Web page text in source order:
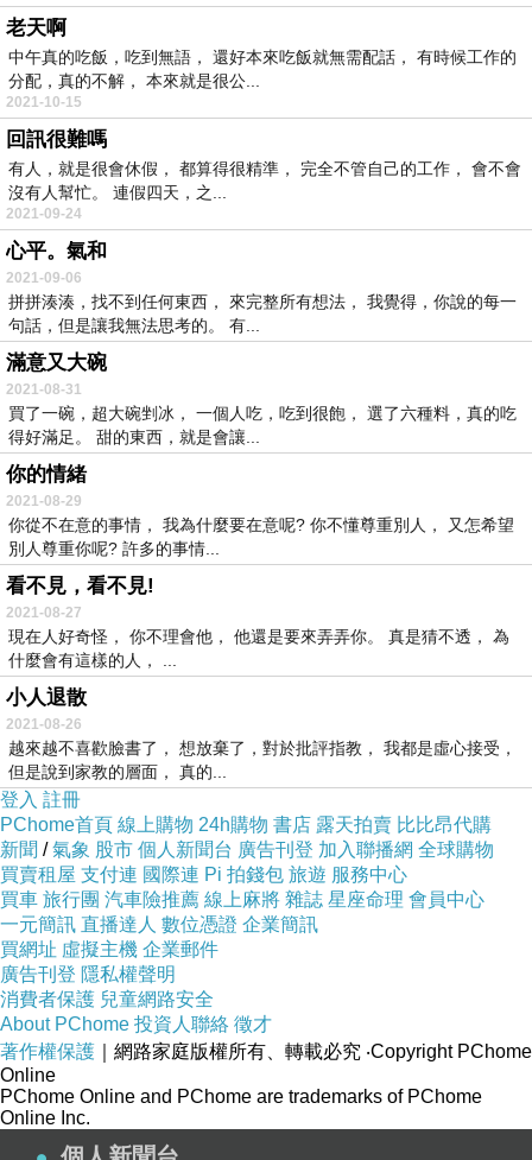
老天啊
中午真的吃飯，吃到無語， 還好本來吃飯就無需配話， 有時候工作的
分配，真的不解， 本來就是很公...
2021-10-15
回訊很難嗎
有人，就是很會休假， 都算得很精準， 完全不管自己的工作， 會不會
沒有人幫忙。 連假四天，之...
2021-09-24
心平。氣和
2021-09-06
拼拼湊湊，找不到任何東西， 來完整所有想法， 我覺得，你說的每一
句話，但是讓我無法思考的。 有...
滿意又大碗
2021-08-31
買了一碗，超大碗剉冰， 一個人吃，吃到很飽， 選了六種料，真的吃
得好滿足。 甜的東西，就是會讓...
你的情緒
2021-08-29
你從不在意的事情， 我為什麼要在意呢? 你不懂尊重別人， 又怎希望
別人尊重你呢? 許多的事情...
看不見，看不見!
2021-08-27
現在人好奇怪， 你不理會他， 他還是要來弄弄你。 真是猜不透， 為
什麼會有這樣的人， ...
小人退散
2021-08-26
越來越不喜歡臉書了， 想放棄了，對於批評指教， 我都是虛心接受，
但是說到家教的層面， 真的...
登入 註冊
PChome首頁 線上購物 24h購物 書店 露天拍賣 比比昂代購
新聞 /氣象 股市 個人新聞台 廣告刊登 加入聯播網 全球購物
買賣租屋 支付連 國際連 Pi 拍錢包 旅遊 服務中心
買車 旅行團 汽車險推薦 線上麻將 雜誌 星座命理 會員中心
一元簡訊 直播達人 數位憑證 企業簡訊
買網址 虛擬主機 企業郵件
廣告刊登 隱私權聲明
消費者保護 兒童網路安全
About PChome 投資人聯絡 徵才
著作權保護 ｜網路家庭版權所有、轉載必究 ‧Copyright PChome
Online
PChome Online and PChome are trademarks of PChome
Online Inc.